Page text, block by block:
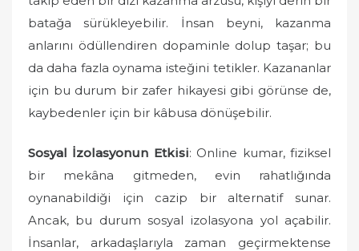
batağa sürükleyebilir. İnsan beyni, kazanma
anlarını ödüllendiren dopaminle dolup taşar; bu
da daha fazla oynama isteğini tetikler. Kazananlar
için bu durum bir zafer hikayesi gibi görünse de,
kaybedenler için bir kâbusa dönüşebilir.
Sosyal İzolasyonun Etkisi: Online kumar, fiziksel
bir mekâna gitmeden, evin rahatlığında
oynanabildiği için cazip bir alternatif sunar.
Ancak, bu durum sosyal izolasyona yol açabilir.
İnsanlar, arkadaşlarıyla zaman geçirmektense